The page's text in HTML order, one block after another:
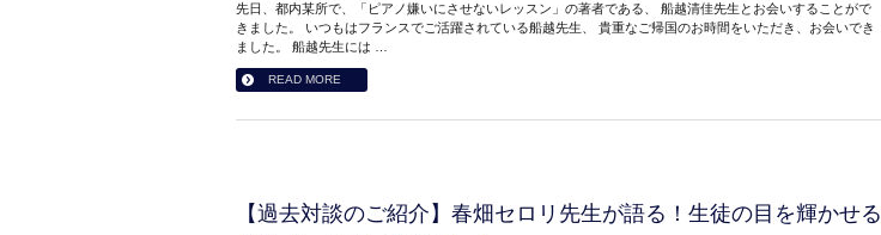
先日、都内某所で、「ピアノ嫌いにさせないレッスン」の著者である、 船越清佳先生とお会いすることがで
きました。 いつもはフランスでご活躍されている船越先生、 貴重なご帰国のお時間をいただき、お会いでき
ました。 船越先生には …
READ MORE
【過去対談のご紹介】春畑セロリ先生が語る！生徒の目を輝かせる